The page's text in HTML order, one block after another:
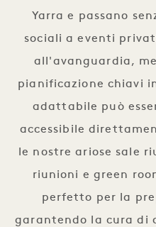
Yarra e passano
sociali a eventi
all'avanguardia,
pianificazione chiavi
adattabile può
accessibile
le nostre ariose sale
riunioni e green
perfetto per la
garantendo la cura di